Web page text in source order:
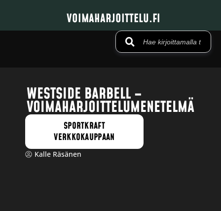
VOIMAHARJOITTELU.FI
WESTSIDE BARBELL –
VOIMAHARJOITTELUMENETELMÄ
SPORTKRAFT
VERKKOKAUPPAAN
Kalle Räsänen